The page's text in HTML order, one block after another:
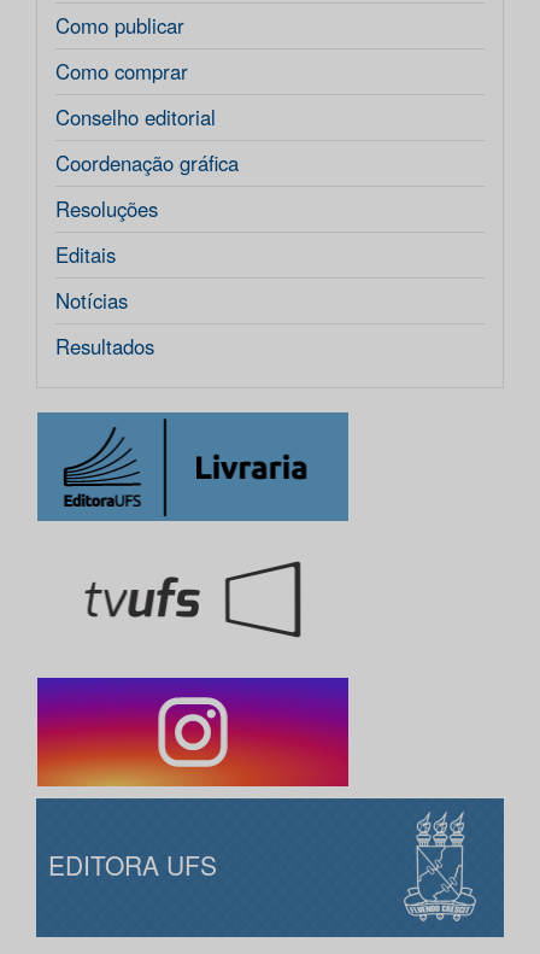
Como publicar
Como comprar
Conselho editorial
Coordenação gráfica
Resoluções
Editais
Notícias
Resultados
EDITORA UFS